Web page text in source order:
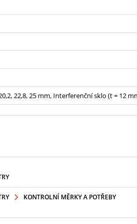
22,8, 25 mm, Interferenční sklo (t = 12
KONTROLNÍ MĚRKY A POTŘEBY